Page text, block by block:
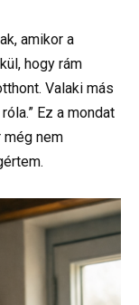
amikor a
hogy rám
Valaki más
Ez a mondat
nem